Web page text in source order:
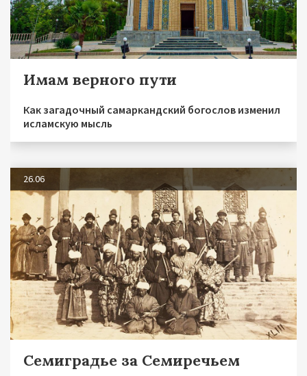
Имам верного пути
Как загадочный самаркандский богослов изменил
исламскую мысль
26.06
Семиградье за Семиречьем